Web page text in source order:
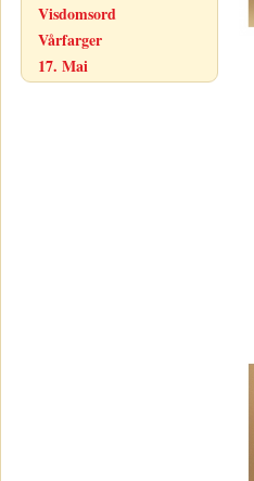
Visdomsord
Vårfarger
17. Mai